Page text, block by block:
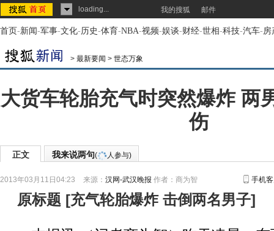
loading... 我的搜狐 邮件
首页-新闻-军事-文化-历史-体育-NBA-视频-娱谈-财经-世相-科技-汽车-房
> 最新要闻 > 世态万象
大货车轮胎充气时突然爆炸 两
伤
正文 我来说两句( 人参与)
2013年03月11日04:23 来源： 汉网-武汉晚报 作者：商为智 手机
原标题 [充气轮胎爆炸 击倒两名男子]